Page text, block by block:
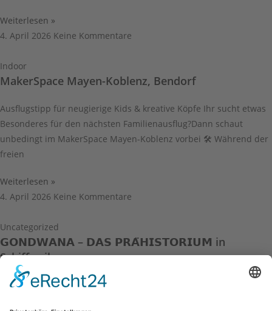
Weiterlesen »
4. April 2026 Keine Kommentare
Indoor
MakerSpace Mayen-Koblenz, Bendorf
Ausflugstipp für neugierige Kids & kreative Köpfe Ihr sucht etwas
Besonderes für den nächsten Familienausflug?Dann schaut
unbedingt im MakerSpace Mayen-Koblenz vorbei 🛠️ Während der
freien
Weiterlesen »
4. April 2026 Keine Kommentare
Uncategorized
𝗚𝗢𝗡𝗗𝗪𝗔𝗡𝗔 – 𝗗𝗔𝗦 𝗣𝗥𝗔̈𝗛𝗜𝗦𝗧𝗢𝗥𝗜𝗨𝗠 in
Schiffweiler
[unbezahlte Werbung] Manchmal gibt es diese Ausflüge, bei